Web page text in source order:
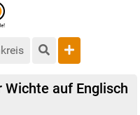
Wichte auf Englisch